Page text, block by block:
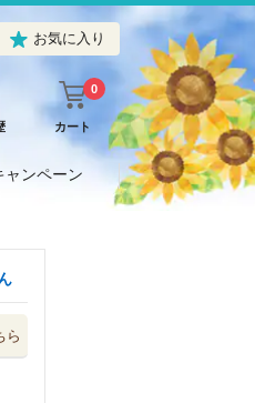
お気に入り
カート
0
ャンペーン
ら